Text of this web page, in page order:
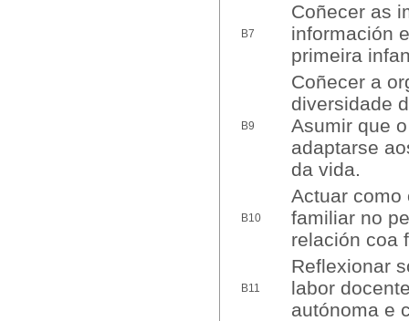
B7
Coñecer as
información
primeira
B9
Coñecer a
diversidade
Asumir que
adaptarse
da vida.
B10
Actuar como
familiar no
relación coa
B11
Reflexionar
labor
autónoma e